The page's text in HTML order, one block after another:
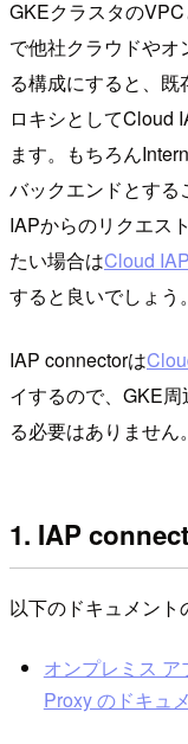
GKEクラスタの
で他社クラウドや
る構成にすると、
ロキシとしてCloud
ます。もちろん
バックエンドとす
IAPからのリクエス
たい場合はCloud
すると良いでしょう。
IAP connectorは
イするので、GKE
る必要はありません。
1. IAP
以下のドキュメント
オンプレミス
Proxy のドキュ